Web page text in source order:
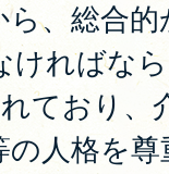
、総合
ければな
ており、
人格を